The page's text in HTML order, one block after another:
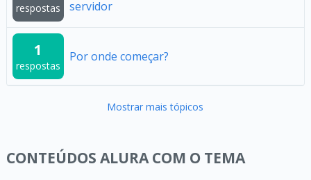
respostas
servidor
1
respostas
Por onde começar?
Mostrar mais tópicos
CONTEÚDOS ALURA COM O TEMA